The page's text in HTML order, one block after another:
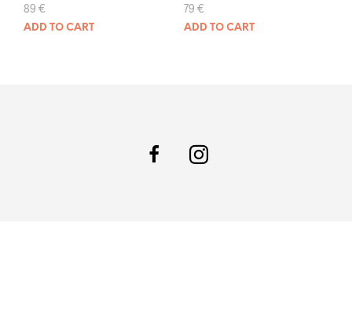
89 €
ADD TO CART
79 €
ADD TO CART